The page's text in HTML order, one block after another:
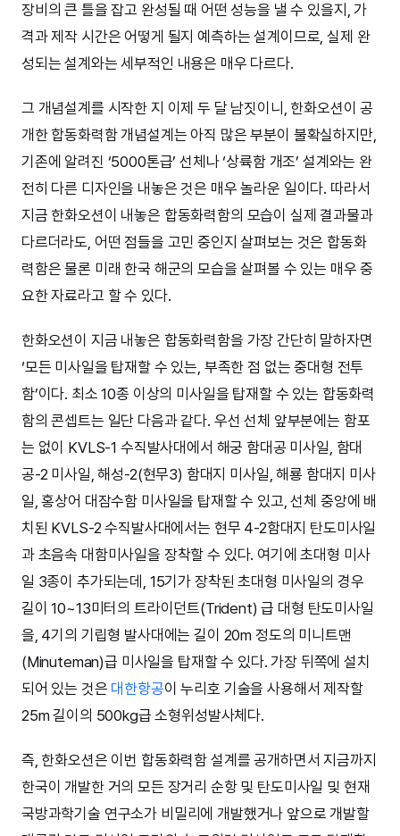
장비의 큰 틀을 잡고 완성될 때 어떤 성능을 낼 수 있을지, 가
격과 제작 시간은 어떻게 될지 예측하는 설계이므로, 실제 완
성되는 설계와는 세부적인 내용은 매우 다르다.
그 개념설계를 시작한 지 이제 두 달 남짓이니, 한화오션이 공
개한 합동화력함 개념설계는 아직 많은 부분이 불확실하지만,
기존에 알려진 ‘5000톤급’ 선체나 ‘상륙함 개조’ 설계와는 완
전히 다른 디자인을 내놓은 것은 매우 놀라운 일이다. 따라서
지금 한화오션이 내놓은 합동화력함의 모습이 실제 결과물과
다르더라도, 어떤 점들을 고민 중인지 살펴보는 것은 합동화
력함은 물론 미래 한국 해군의 모습을 살펴볼 수 있는 매우 중
요한 자료라고 할 수 있다.
한화오션이 지금 내놓은 합동화력함을 가장 간단히 말하자면
‘모든 미사일을 탑재할 수 있는, 부족한 점 없는 중대형 전투
함’이다. 최소 10종 이상의 미사일을 탑재할 수 있는 합동화력
함의 콘셉트는 일단 다음과 같다. 우선 선체 앞부분에는 함포
는 없이 KVLS-1 수직발사대에서 해궁 함대공 미사일, 함대
공-2 미사일, 해성-2(현무3) 함대지 미사일, 해룡 함대지 미사
일, 홍상어 대잠수함 미사일을 탑재할 수 있고, 선체 중앙에 배
치된 KVLS-2 수직발사대에서는 현무 4-2함대지 탄도미사일
과 초음속 대함미사일을 장착할 수 있다. 여기에 초대형 미사
일 3종이 추가되는데, 15기가 장착된 초대형 미사일의 경우
길이 10~13미터의 트라이던트(Trident) 급 대형 탄도미사일
을, 4기의 기립형 발사대에는 길이 20m 정도의 미니트맨
(Minuteman)급 미사일을 탑재할 수 있다. 가장 뒤쪽에 설치
되어 있는 것은 대한항공이 누리호 기술을 사용해서 제작할
25m 길이의 500kg급 소형위성발사체다.
즉, 한화오션은 이번 합동화력함 설계를 공개하면서 지금까지
한국이 개발한 거의 모든 장거리 순항 및 탄도미사일 및 현재
국방과학기술 연구소가 비밀리에 개발했거나 앞으로 개발할